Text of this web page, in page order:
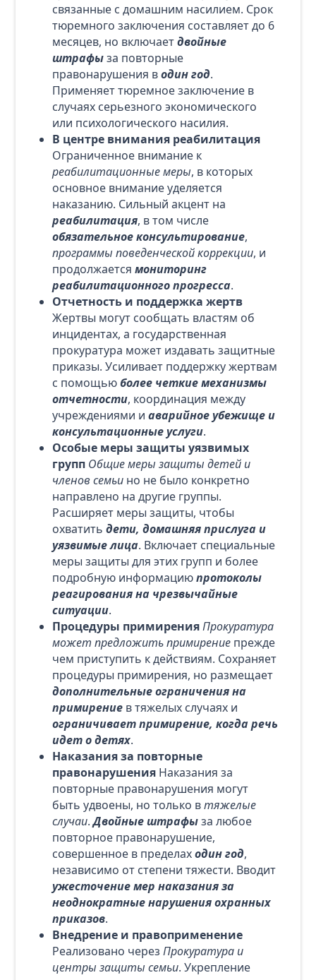
связанные с домашним насилием. Срок
тюремного заключения составляет до 6
месяцев, но включаетдвойные
штрафыза повторные
правонарушения водин год.
Применяет тюремное заключение в
случаях серьезного экономического
или психологического насилия.
В центре внимания реабилитация
Ограниченное внимание к
реабилитационные меры, в которых
основное внимание уделяется
наказанию. Сильный акцент на
реабилитация, в том числе
обязательное консультирование,
программы поведенческой коррекции, и
продолжается мониторинг
реабилитационного прогресса.
Отчетность и поддержка жертв
Жертвы могут сообщать властям об
инцидентах, а государственная
прокуратура может издавать защитные
приказы. Усиливает поддержку жертвам
с помощьюболее четкие механизмы
отчетности, координация между
учреждениями и аварийное убежище и
консультационные услуги.
Особые меры защиты уязвимых
групп Общие меры защиты детей и
членов семьино не было конкретно
направлено на другие группы.
Расширяет меры защиты, чтобы
охватить дети, домашняя прислуга и
уязвимые лица. Включает специальные
меры защиты для этих групп и более
подробную информациюпротоколы
реагирования на чрезвычайные
ситуации.
Процедуры примирения Прокуратура
может предложить примирениепрежде
чем приступить к действиям. Сохраняет
процедуры примирения, но размещает
дополнительные ограничения на
примирениев тяжелых случаях и
ограничивает примирение, когда речь
идет о детях.
Наказания за повторные
правонарушенияНаказания за
повторные правонарушения могут
быть удвоены, но только втяжелые
случаи.Двойные штрафыза любое
повторное правонарушение,
совершенное в пределаходин год,
независимо от степени тяжести. Вводит
ужесточение мер наказания за
неоднократные нарушения охранных
приказов.
Внедрение и правоприменение
Реализовано через Прокуратура и
центры защиты семьи. Укрепление